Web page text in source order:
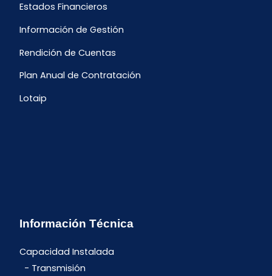
Estados Financieros
Información de Gestión
Rendición de Cuentas
Plan Anual de Contratación
Lotaip
Información Técnica
Capacidad Instalada
Transmisión